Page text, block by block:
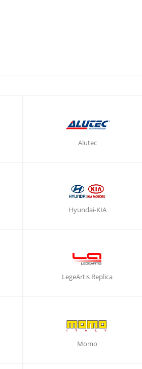
Alutec
Hyundai-KIA
LegeArtis Replica
Momo